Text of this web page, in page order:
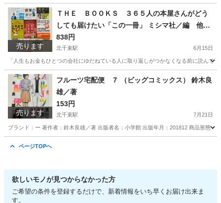
東京 大田区 洗足駅 パソコン
売ります
ＴＨＥ ＢＯＯＫＳ ３６５人の本屋さんがどう
しても届けたい「この一冊」 ミシマ社／編 他全
8冊セット
838円
北千束駅 6月15日
「人生もお金もひとつの会社にゆだねている人に取り返しがつかなくなる前に読ん
東京 大田区 ビジネス、経済 ひろゆき
売ります
フルーツ宅配便 ７ （ビッグコミックス） 鈴木良
雄／著
153円
北千束駅 7月21日
ブランド：ー 著作者：鈴木良雄／著 出版者名：小学館 出版年月：201812 商品形態
ページTOPへ
欲しいモノが見つからなかった方
ご希望の条件を登録するだけで、新着情報をいち早くお届け出来ま
す。